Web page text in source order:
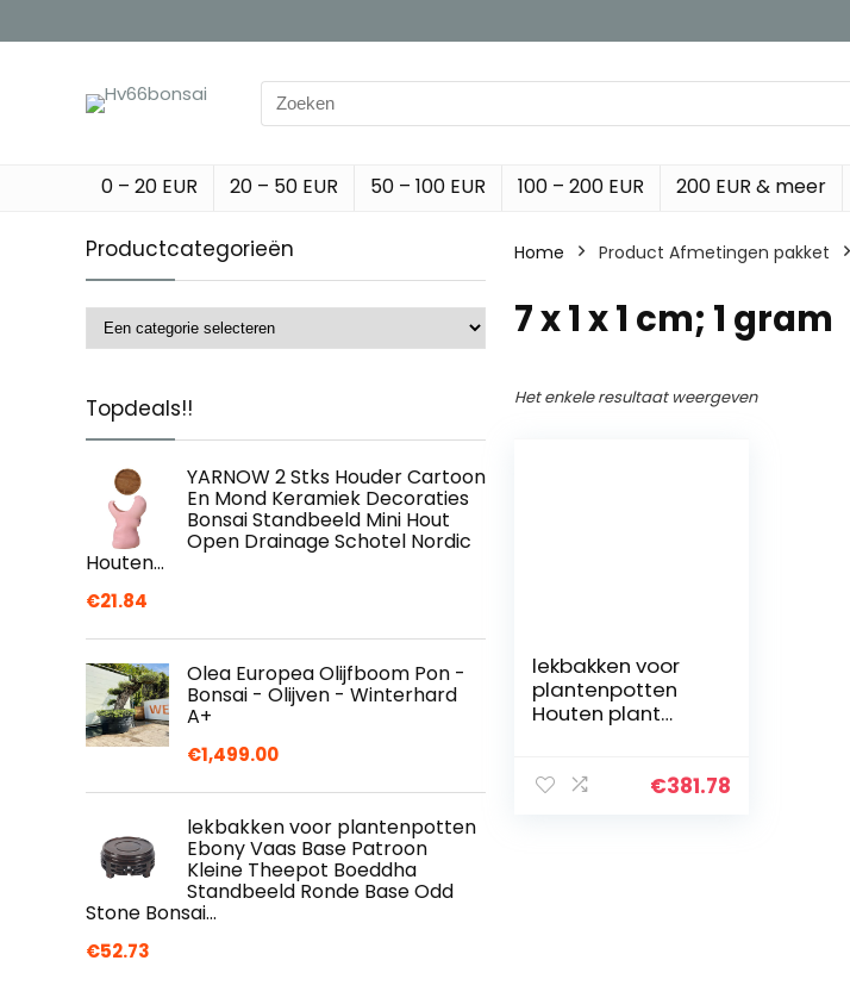
Search
for:
0 – 20 EUR 20 – 50 EUR 50 – 100 EUR 100 – 200 EUR 200 EUR & meer
Productcategorieën
Topdeals!!
YARNOW 2 Stks Houder Cartoon
En Mond Keramiek Decoraties
Bonsai Standbeeld Mini Hout
Open Drainage Schotel Nordic
Houten…
€21.84
Olea Europea Olijfboom Pon -
Bonsai - Olijven - Winterhard
A+
€1,499.00
lekbakken voor plantenpotten
Ebony Vaas Base Patroon
Kleine Theepot Boeddha
Standbeeld Ronde Base Odd
Stone Bonsai…
€52.73
Home Product Afmetingen pakket
‎7 x 1 x 1 cm; 1 gram
Het enkele resultaat weergeven
lekbakken voor
plantenpotten
Houten plant
bloem standaard
€381.78